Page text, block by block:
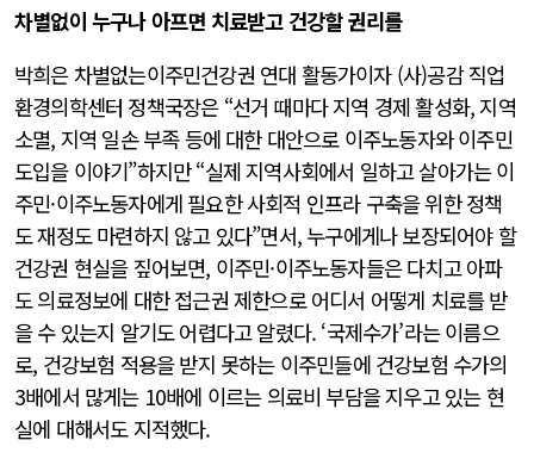
차별없이 누구나 아프면 치료받고 건강할 권리를
박희은 차별없는이주민건강권 연대 활동가이자 (사)공감 직업
환경의학센터 정책국장은 “선거 때마다 지역 경제 활성화, 지역
소멸, 지역 일손 부족 등에 대한 대안으로 이주노동자와 이주민
도입을 이야기”하지만 “실제 지역사회에서 일하고 살아가는 이
주민·이주노동자에게 필요한 사회적 인프라 구축을 위한 정책
도 재정도 마련하지 않고 있다”면서, 누구에게나 보장되어야 할
건강권 현실을 짚어보면, 이주민·이주노동자들은 다치고 아파
도 의료정보에 대한 접근권 제한으로 어디서 어떻게 치료를 받
을 수 있는지 알기도 어렵다고 알렸다. ‘국제수가’라는 이름으
로, 건강보험 적용을 받지 못하는 이주민들에 건강보험 수가의
3배에서 많게는 10배에 이르는 의료비 부담을 지우고 있는 현
실에 대해서도 지적했다.